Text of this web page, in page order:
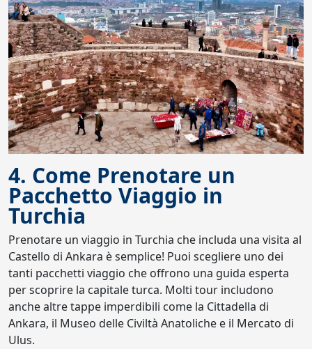
4. Come Prenotare un
Pacchetto Viaggio in
Turchia
Prenotare un viaggio in Turchia che includa una visita al
Castello di Ankara è semplice! Puoi scegliere uno dei
tanti pacchetti viaggio che offrono una guida esperta
per scoprire la capitale turca. Molti tour includono
anche altre tappe imperdibili come la Cittadella di
Ankara, il Museo delle Civiltà Anatoliche e il Mercato di
Ulus.